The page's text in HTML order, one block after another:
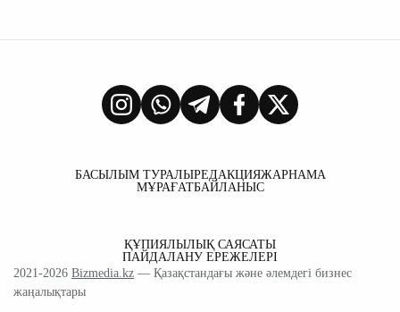
БАСЫЛЫМ ТУРАЛЫРЕДАКЦИЯЖАРНАМА
МҰРАҒАТБАЙЛАНЫС
ҚҰПИЯЛЫЛЫҚ САЯСАТЫ
ПАЙДАЛАНУ ЕРЕЖЕЛЕРІ
2021-2026 Bizmedia.kz — Қазақстандағы және әлемдегі бизнес
жаңалықтары